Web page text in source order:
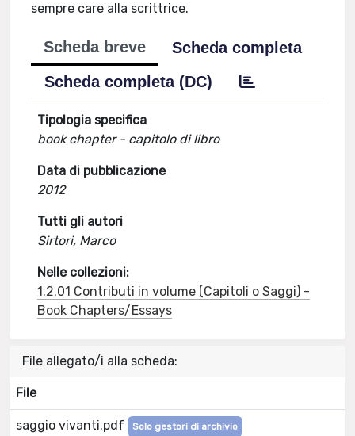
sempre care alla scrittrice.
Scheda breve
Scheda completa
Scheda completa (DC)
Tipologia specifica
book chapter - capitolo di libro
Data di pubblicazione
2012
Tutti gli autori
Sirtori, Marco
Nelle collezioni:
1.2.01 Contributi in volume (Capitoli o Saggi) -
Book Chapters/Essays
File allegato/i alla scheda:
File
saggio vivanti.pdf Solo gestori di archivio